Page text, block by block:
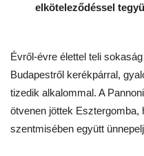
elköteleződéssel
Évről-évre élettel teli
Budapestről kerékpárral,
tizedik alkalommal. A
ötvenen jöttek
szentmisében együtt